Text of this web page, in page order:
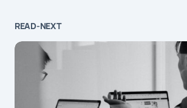
READ-NEXT